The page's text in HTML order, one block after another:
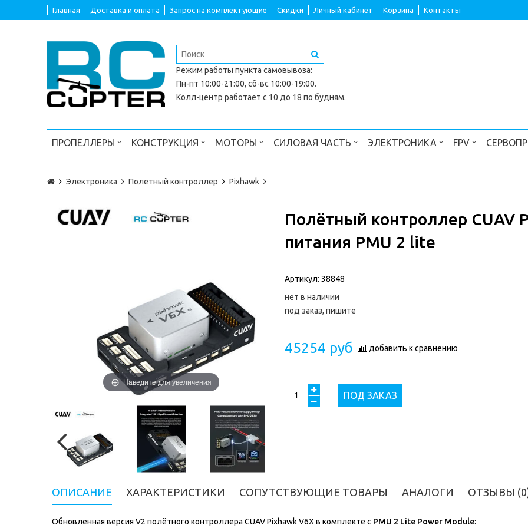
Главная Доставка и оплата Запрос на комплектующие Скидки Личный кабинет Корзина Контакты
Режим работы пункта самовывоза:
Пн-пт 10:00-21:00, сб-вс 10:00-19:00.
Колл-центр работает с 10 до 18 по будням.
ПРОПЕЛЛЕРЫ КОНСТРУКЦИЯ МОТОРЫ СИЛОВАЯ ЧАСТЬ ЭЛЕКТРОНИКА FPV
Электроника Полетный контроллер Pixhawk
Наведите для увеличения
Полётный контроллер CUAV
питания PMU 2 lite
Артикул: 38848
нет в наличии
под заказ, пишите
45254 руб добавить к сравнению
ПОД ЗАКАЗ
ОПИСАНИЕ ХАРАКТЕРИСТИКИ СОПУТСТВУЮЩИЕ ТОВАРЫ АНАЛОГИ ОТЗЫВЫ
Обновленная версия V2 полётного контроллера CUAV Pixhawk V6X в комплекте с PMU 2 Lite Power Module: